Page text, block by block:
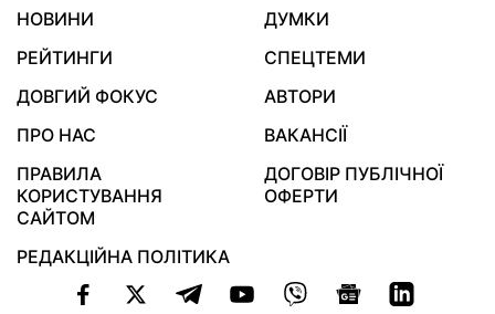
НОВИНИ
ДУМКИ
РЕЙТИНГИ
СПЕЦТЕМИ
ДОВГИЙ ФОКУС
АВТОРИ
ПРО НАС
ВАКАНСІЇ
ПРАВИЛА
КОРИСТУВАННЯ
САЙТОМ
ДОГОВІР ПУБЛІЧНОЇ
ОФЕРТИ
РЕДАКЦІЙНА ПОЛІТИКА